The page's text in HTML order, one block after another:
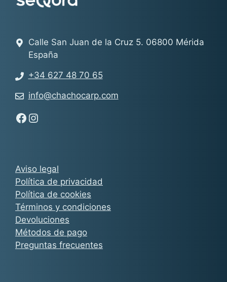
Aviso legal
Política de privacidad
Política de cookies
Términos y condiciones
Devoluciones
Métodos de pago
Preguntas frecuentes
Calle San Juan de la Cruz 5. 06800 Mérida
España
+34 627 48 70 65
info@chachocarp.com
Síguenos en Facebook - Chachocarp
Síguenos en Instagram - Chachocarp